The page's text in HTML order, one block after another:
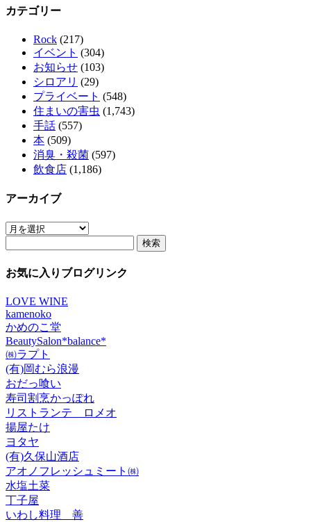
カテゴリー
Rock (217)
イベント (304)
お知らせ (103)
シロアリ (29)
プライベート (548)
住まいの害虫 (1,743)
手話 (557)
本 (509)
消臭・殺菌 (597)
飲食店 (1,186)
アーカイブ
ア
イ
お気に入りブログリンク
LOVE WINE
kamenoko
かめのこ堂
BeautySalon*balance*
㈱ラプト
(有)岡むら浪漫
おだっ喰い
寿司割烹かっぽれ
リストランテ ロメオ
揚屋たけ
ヨタヤ
(有)久保山酒店
アオノフレッシュミート㈱
水塩土菜
丁子屋
いわし料理 善